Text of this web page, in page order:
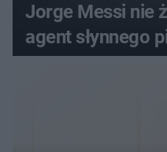
Jorge Messi nie
agent słynnego